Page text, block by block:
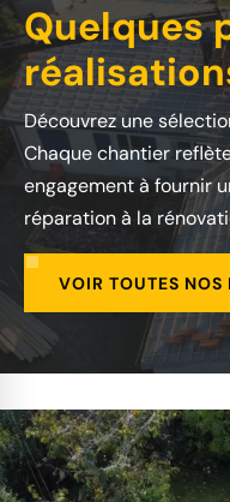
Quelques
Découvrez une
Chaque chantier
engagement à fournir
réparation à la
VOIR TOUTES NOS